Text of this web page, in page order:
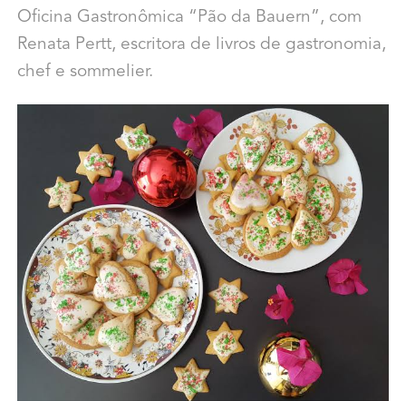
Oficina Gastronômica “Pão da Bauern”, com
Renata Pertt, escritora de livros de gastronomia,
chef e sommelier.